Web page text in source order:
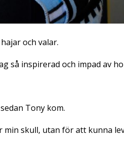
och valar.
så inspirerad och impad av
Tony kom.
skull, utan för att kunna